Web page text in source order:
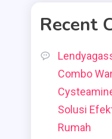
Recent
Combo
Solusi
Rumah